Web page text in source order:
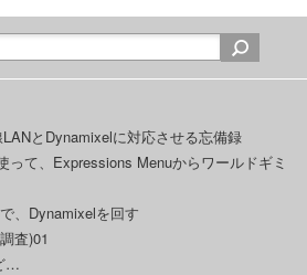
とDynamixelに対応させる忘備録
って、Expressions Menuからワールドギミ
、Dynamixelを回す
査)01
…